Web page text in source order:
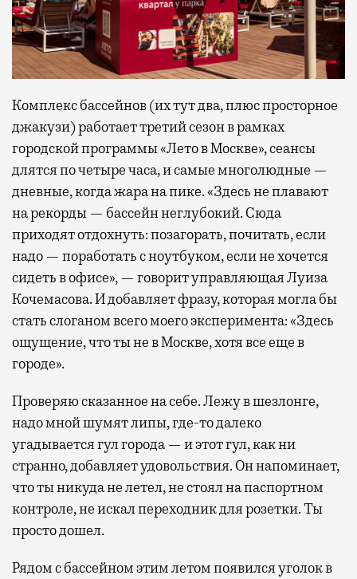
Комплекс бассейнов (их тут два, плюс просторное
джакузи) работает третий сезон в рамках
городской программы «Лето в Москве», сеансы
длятся по четыре часа, и самые многолюдные —
дневные, когда жара на пике. «Здесь не плавают
на рекорды — бассейн неглубокий. Сюда
приходят отдохнуть: позагорать, почитать, если
надо — поработать с ноутбуком, если не хочется
сидеть в офисе», — говорит управляющая Луиза
Кочемасова. И добавляет фразу, которая могла бы
стать слоганом всего моего эксперимента: «Здесь
ощущение, что ты не в Москве, хотя все еще в
городе».
Проверяю сказанное на себе. Лежу в шезлонге,
надо мной шумят липы, где-то далеко
угадывается гул города — и этот гул, как ни
странно, добавляет удовольствия. Он напоминает,
что ты никуда не летел, не стоял на паспортном
контроле, не искал переходник для розетки. Ты
просто дошел.
Рядом с бассейном этим летом появился уголок в